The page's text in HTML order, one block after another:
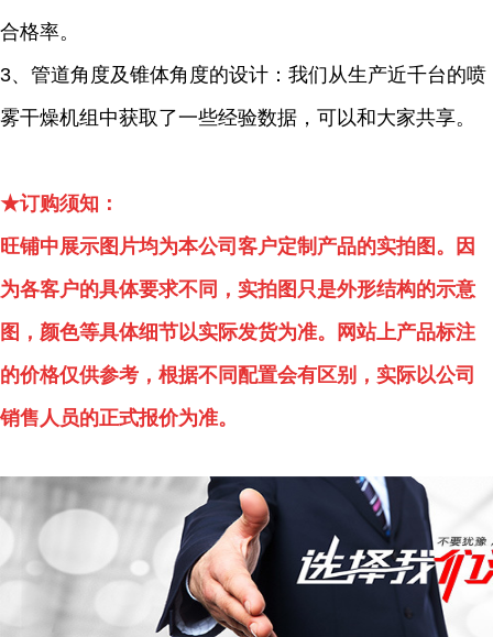
合格率。
3、管道角度及锥体角度的设计：我们从生产近千台的喷
雾干燥机组中获取了一些经验数据，可以和大家共享。
★订购须知：
旺铺中展示图片均为本公司客户定制产品的实拍图。因
为各客户的具体要求不同，实拍图只是外形结构的示意
图，颜色等具体细节以实际发货为准。网站上产品标注
的价格仅供参考，根据不同配置会有区别，实际以公司
销售人员的正式报价为准。